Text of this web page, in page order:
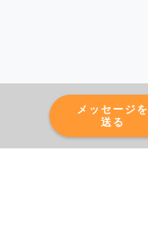
メッセージを
送る